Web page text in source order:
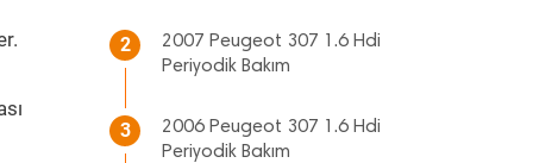
2
2007 Peugeot 307 1.6 Hdi
Periyodik Bakım
3
2006 Peugeot 307 1.6 Hdi
Periyodik Bakım